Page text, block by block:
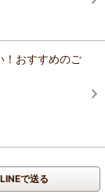
！おすすめのご
LINEで送る